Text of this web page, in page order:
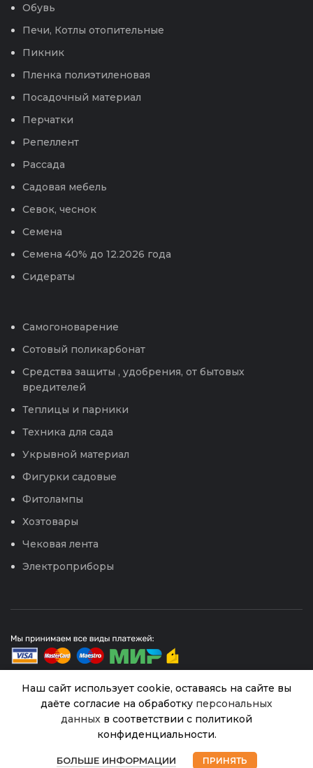
Обувь
Печи, Котлы отопительные
Пикник
Пленка полиэтиленовая
Посадочный материал
Перчатки
Репеллент
Рассада
Садовая мебель
Севок, чеснок
Семена
Семена 40% до 12.2026 года
Сидераты
Самогоноварение
Сотовый поликарбонат
Средства защиты , удобрения, от бытовых
вредителей
Теплицы и парники
Техника для сада
Укрывной материал
Фигурки садовые
Фитолампы
Хозтовары
Чековая лента
Электроприборы
Интернет магазин Успех. ИП Хрипунов Сергей
Александрович
ИНН 420800180243 / ОГРНИП 304420530300327
Наш сайт использует cookie, оставаясь на сайте вы
даёте согласие на обработку персональных
данных в соответствии с политикой
конфиденциальности.
БОЛЬШЕ ИНФОРМАЦИИ ПРИНЯТЬ
Шланг
поливочный
250.00₽
наличии